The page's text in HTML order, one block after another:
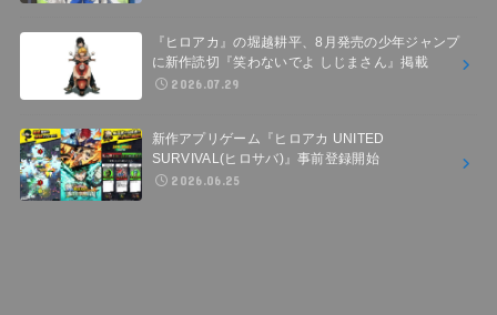
『ヒロアカ』の堀越耕平、8月発売の少年ジャンプ
に新作読切『笑わないでよ しじまさん』掲載
2026.07.29
新作アプリゲーム『ヒロアカ UNITED
SURVIVAL(ヒロサバ)』事前登録開始
2026.06.25